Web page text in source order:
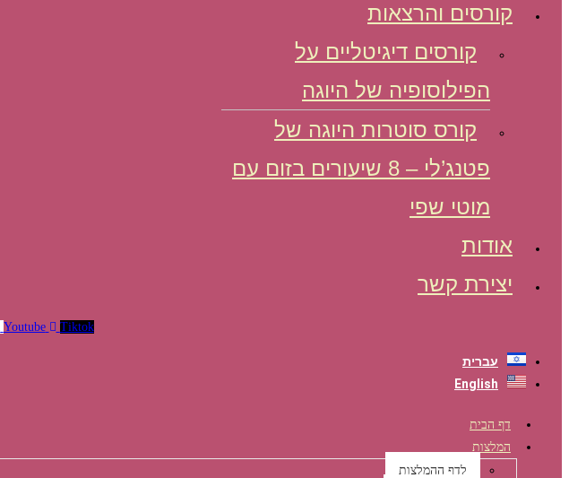
קורסים והרצאות
קורסים דיגיטליים על
הפילוסופיה של היוגה
קורס סוטרות היוגה של
פטנג’לי – 8 שיעורים בזום עם
מוטי שפי
אודות
יצירת קשר
Youtube Tiktok
עברית
English
דף הבית
המלצות
לדף ההמלצות